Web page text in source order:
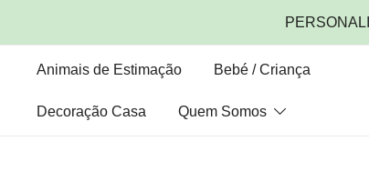
Animais de Estimação Bebé / Criança
Decoração Casa Quem Somos